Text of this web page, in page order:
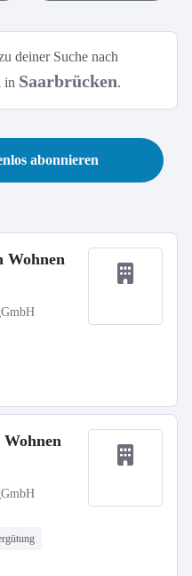
deiner Suche nach
in Saarbrücken.
abonnieren
Wohnen